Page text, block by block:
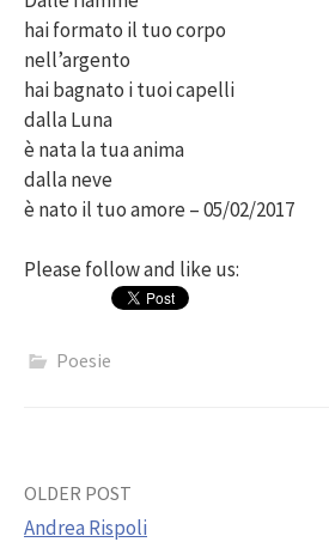
hai formato il tuo corpo
nell’argento
hai bagnato i tuoi capelli
dalla Luna
è nata la tua anima
dalla neve
è nato il tuo amore – 05/02/2017
Please follow and like us:
Poesie
Post
OLDER POST
Andrea Rispoli